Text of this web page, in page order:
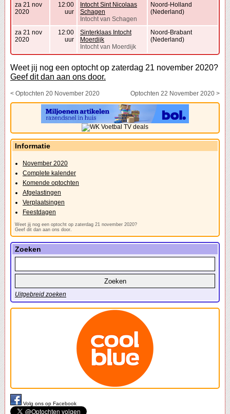
za 21 nov
2020
12:00
uur
Intocht Sint Nicolaas
Schagen
Intocht van Schagen
Noord-Holland
(Nederland)
za 21 nov
2020
12:00
uur
Sinterklaas Intocht
Moerdijk
Intocht van Moerdijk
Noord-Brabant
(Nederland)
Weet jij nog een optocht op zaterdag 21 november 2020?
Geef dit dan aan ons door.
< Optochten 20 November 2020 Optochten 22 November 2020 >
Informatie
November 2020
Complete kalender
Komende optochten
Afgelastingen
Verplaatsingen
Feestdagen
Weet jij nog een optocht op zaterdag 21 november 2020?
Geef dit dan aan ons door.
Zoeken
Uitgebreid zoeken
Volg ons op Facebook